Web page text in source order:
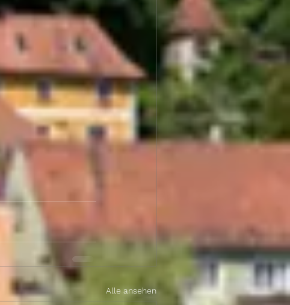
Alle ansehen